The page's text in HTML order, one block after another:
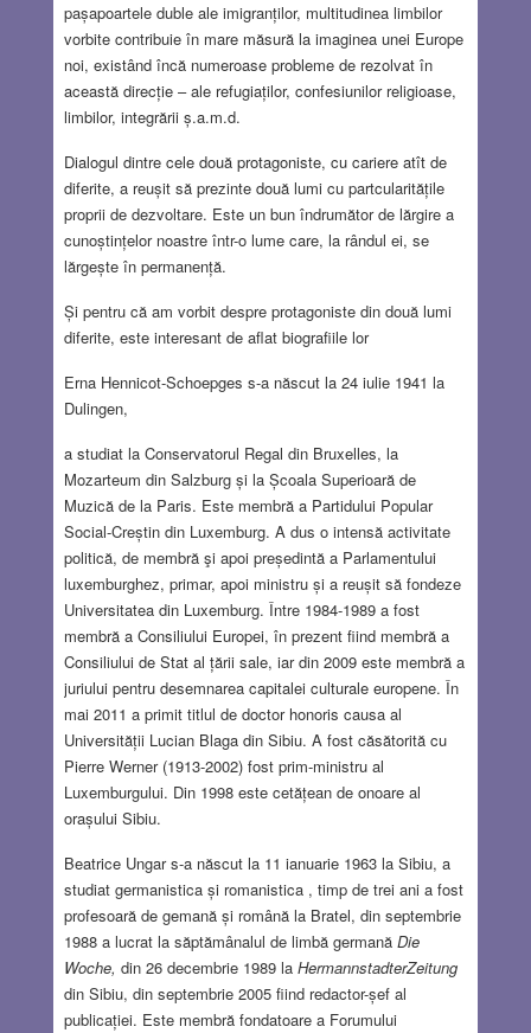
pașapoartele duble ale imigranților, multitudinea limbilor
vorbite contribuie în mare măsură la imaginea unei Europe
noi, existând încă numeroase probleme de rezolvat în
această direcție – ale refugiaților, confesiunilor religioase,
limbilor, integrării ș.a.m.d.
Dialogul dintre cele două protagoniste, cu cariere atît de
diferite, a reușit să prezinte două lumi cu partcularitățile
proprii de dezvoltare. Este un bun îndrumător de lărgire a
cunoștințelor noastre într-o lume care, la rândul ei, se
lărgește în permanență.
Și pentru că am vorbit despre protagoniste din două lumi
diferite, este interesant de aflat biografiile lor
Erna Hennicot-Schoepges s-a născut la 24 iulie 1941 la
Dulingen,
a studiat la Conservatorul Regal din Bruxelles, la
Mozarteum din Salzburg și la Școala Superioară de
Muzică de la Paris. Este membră a Partidului Popular
Social-Creștin din Luxemburg. A dus o intensă activitate
politică, de membră şi apoi președintă a Parlamentului
luxemburghez, primar, apoi ministru și a reușit să fondeze
Universitatea din Luxemburg. Între 1984-1989 a fost
membră a Consiliului Europei, în prezent fiind membră a
Consiliului de Stat al țării sale, iar din 2009 este membră a
juriului pentru desemnarea capitalei culturale europene. În
mai 2011 a primit titlul de doctor honoris causa al
Universității Lucian Blaga din Sibiu. A fost căsătorită cu
Pierre Werner (1913-2002) fost prim-ministru al
Luxemburgului. Din 1998 este cetățean de onoare al
orașului Sibiu.
Beatrice Ungar s-a născut la 11 ianuarie 1963 la Sibiu, a
studiat germanistica și romanistica , timp de trei ani a fost
profesoară de gemană și română la Bratel, din septembrie
1988 a lucrat la săptămânalul de limbă germană Die
Woche, din 26 decembrie 1989 la HermannstadterZeitung
din Sibiu, din septembrie 2005 fiind redactor-șef al
publicației. Este membră fondatoare a Forumului